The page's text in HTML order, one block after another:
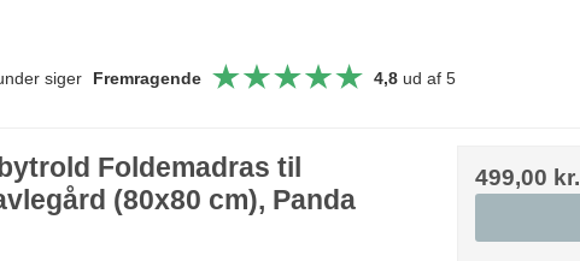
siger Fremragende 4,8ud af 5
Foldemadras til
(80x80 cm), Panda
499,00 kr.